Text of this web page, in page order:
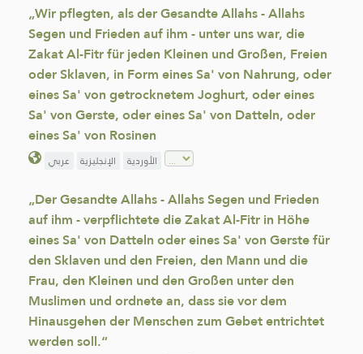
„Wir pflegten, als der Gesandte Allahs - Allahs
Segen und Frieden auf ihm - unter uns war, die
Zakat Al-Fitr für jeden Kleinen und Großen, Freien
oder Sklaven, in Form eines Sa' von Nahrung, oder
eines Sa' von getrocknetem Joghurt, oder eines
Sa' von Gerste, oder eines Sa' von Datteln, oder
eines Sa' von Rosinen
عربي الإنجليزية الأوردية
„Der Gesandte Allahs - Allahs Segen und Frieden
auf ihm - verpflichtete die Zakat Al-Fitr in Höhe
eines Sa' von Datteln oder eines Sa' von Gerste für
den Sklaven und den Freien, den Mann und die
Frau, den Kleinen und den Großen unter den
Muslimen und ordnete an, dass sie vor dem
Hinausgehen der Menschen zum Gebet entrichtet
werden soll.“